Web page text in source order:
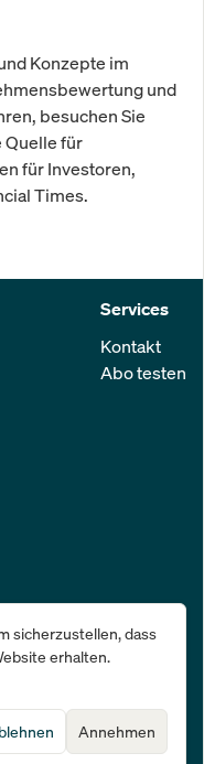
Konzepte im
und
besuchen Sie
Quelle für
für Investoren,
Times.
Services
Kontakt
Abo testen
und Finanzen in einer
sicherzustellen, dass
erhalten.
Annehmen